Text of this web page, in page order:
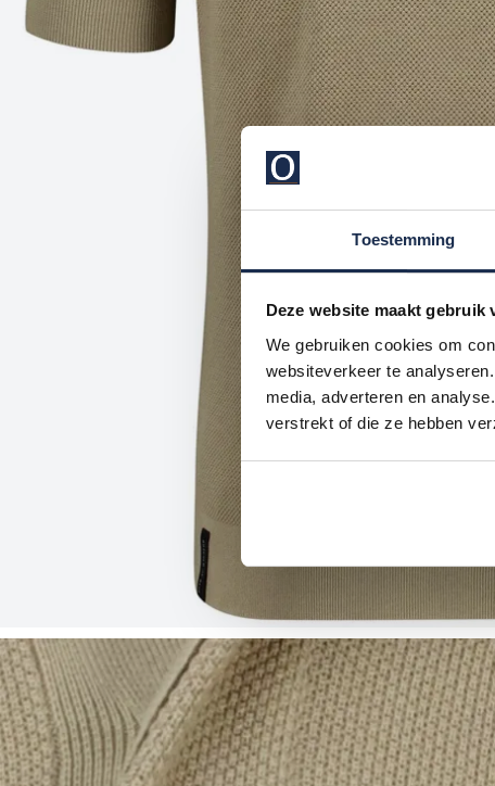
Toestemming
Deze website maakt gebruik
We gebruiken cookies om
websiteverkeer te
media, adverteren en
verstrekt of die ze hebben